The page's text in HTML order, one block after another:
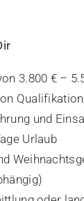
3.800 € –
und
Urlaub